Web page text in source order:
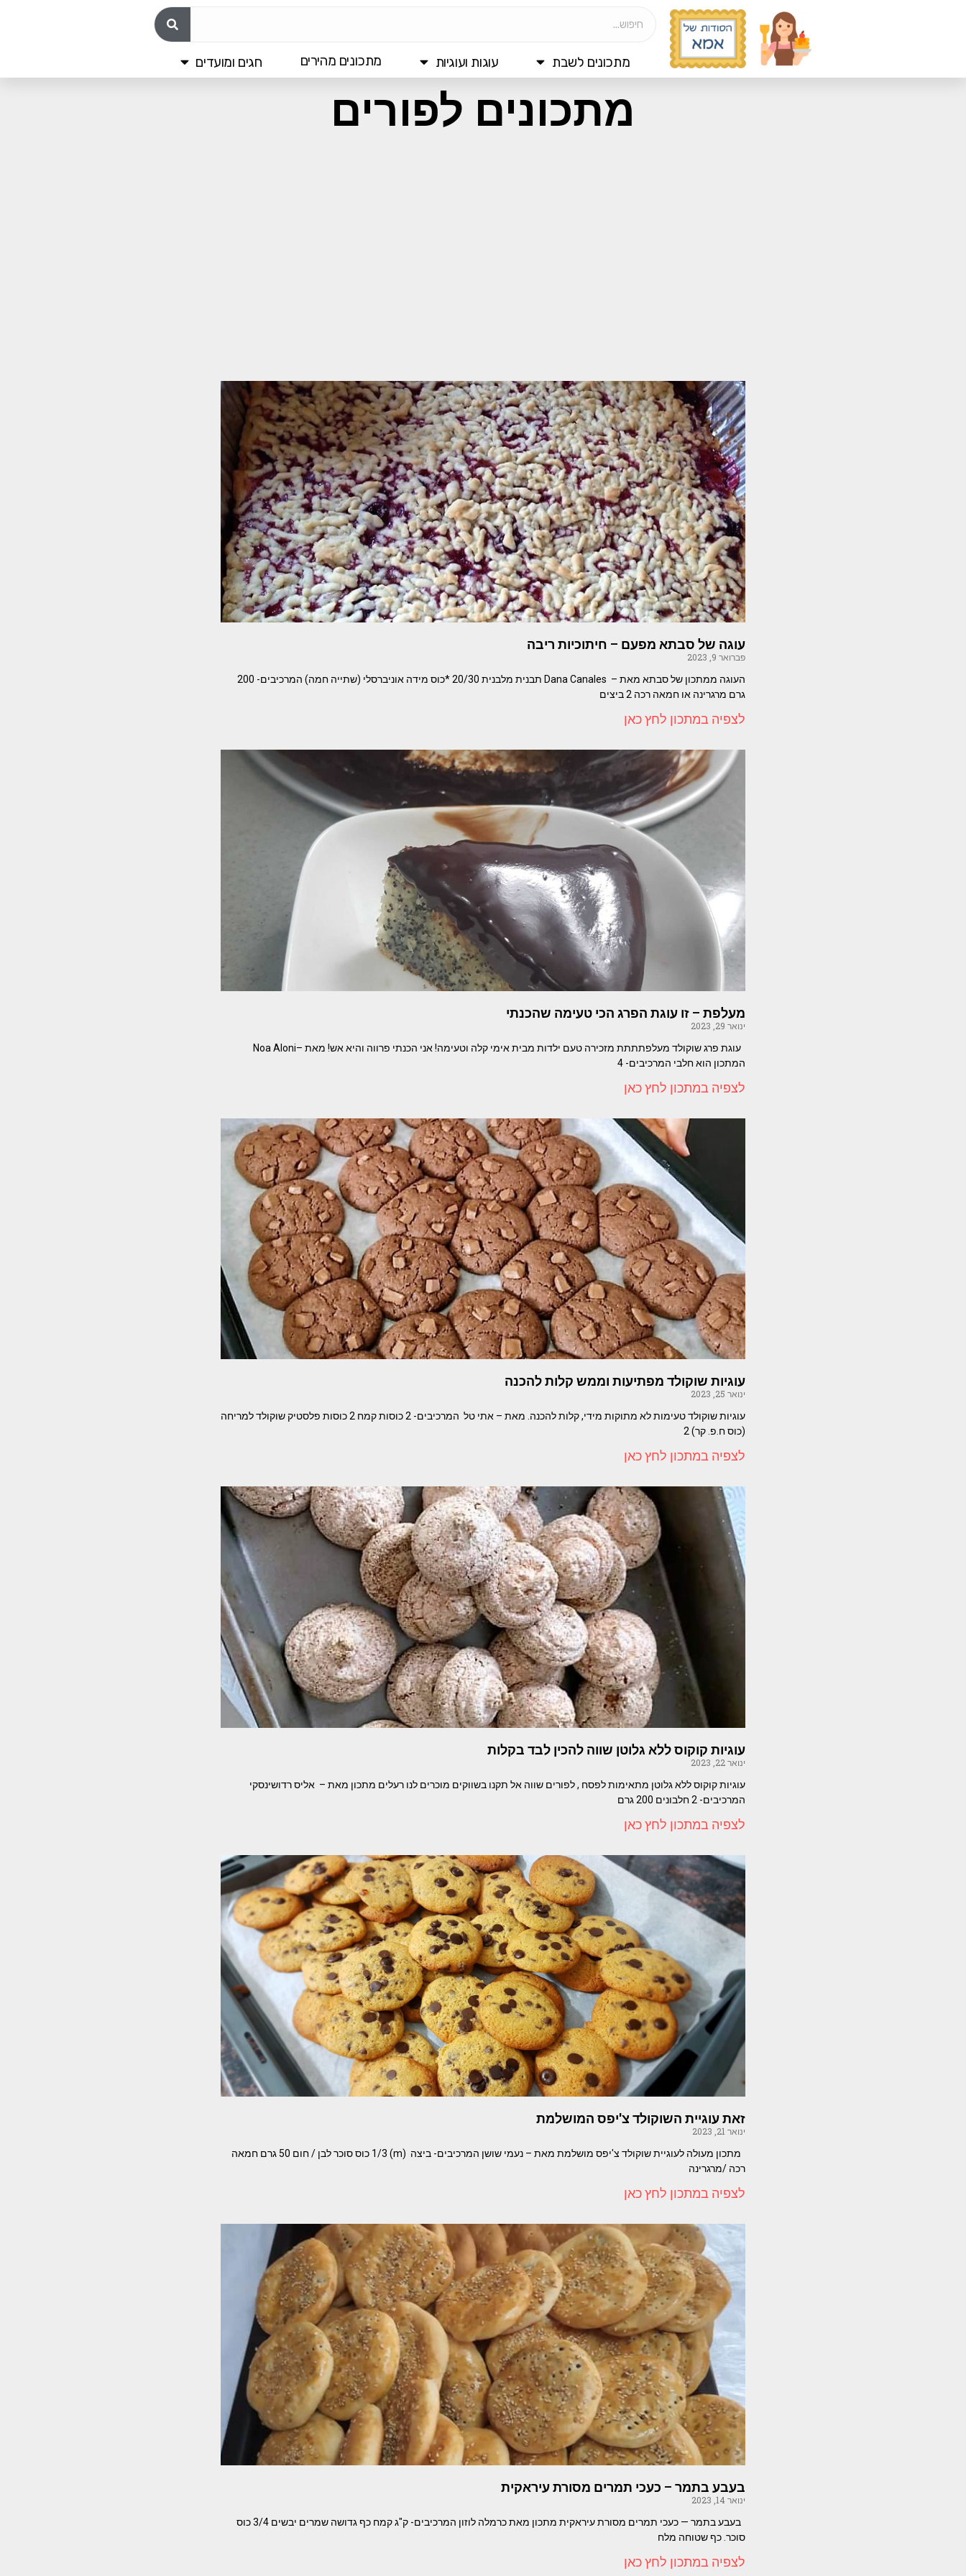
מתכונים לשבת עוגות ועוגיות מתכונים מהירים חגים ומועדים
מתכונים לפורים
עוגה של סבתא מפעם – חיתוכיות ריבה
פברואר 9, 2023
העוגה ממתכון של סבתא מאת – Dana Canales תבנית מלבנית 20/30 *כוס מידה אוניברסלי (שתייה חמה) המרכיבים- 200
גרם מרגרינה או חמאה רכה 2 ביצים
לצפיה במתכון לחץ כאן
מעלפת – זו עוגת הפרג הכי טעימה שהכנתי
ינואר 29, 2023
עוגת פרג שוקולד מעלפתתתת מזכירה טעם ילדות מבית אימי קלה וטעימה! אני הכנתי פרווה והיא אש! מאת –Noa Aloni
המתכון הוא חלבי המרכיבים- 4
לצפיה במתכון לחץ כאן
עוגיות שוקולד מפתיעות וממש קלות להכנה
ינואר 25, 2023
עוגיות שוקולד טעימות לא מתוקות מידי, קלות להכנה. מאת – אתי טל המרכיבים- 2 כוסות קמח 2 כוסות פלסטיק שוקולד למריחה
(כוס ח.פ. קר) 2
לצפיה במתכון לחץ כאן
עוגיות קוקוס ללא גלוטן שווה להכין לבד בקלות
ינואר 22, 2023
עוגיות קוקוס ללא גלוטן מתאימות לפסח , לפורים שווה אל תקנו בשווקים מוכרים לנו רעלים מתכון מאת – אליס רדושינסקי
המרכיבים- 2 חלבונים 200 גרם
לצפיה במתכון לחץ כאן
זאת עוגיית השוקולד צ'יפס המושלמת
ינואר 21, 2023
מתכון מעולה לעוגיית שוקולד צ'יפס מושלמת מאת – נעמי שושן המרכיבים- ביצה (m) 1/3 כוס סוכר לבן / חום 50 גרם חמאה
רכה /מרגרינה
לצפיה במתכון לחץ כאן
בעבע בתמר – כעכי תמרים מסורת עיראקית
ינואר 14, 2023
בעבע בתמר — כעכי תמרים מסורת עיראקית מתכון מאת כרמלה לוזון המרכיבים- ק"ג קמח כף גדושה שמרים יבשים 3/4 כוס
סוכר. כף שטוחה מלח
לצפיה במתכון לחץ כאן